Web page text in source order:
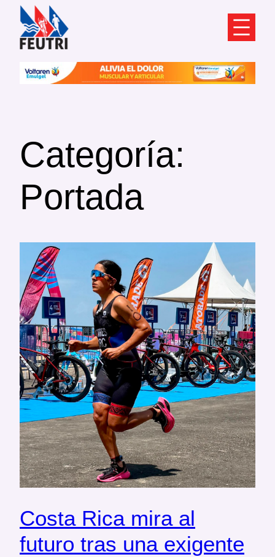
Saltar
contenido
Categoría:
Portada
Costa Rica mira al
futuro tras una exigente